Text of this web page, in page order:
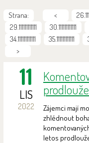
Strana: <
29.111111111111
30.111111111111
34.111111111111
35.111111111111
>
11
LIS
2022
Zájemci mají
zhlédnout
letos